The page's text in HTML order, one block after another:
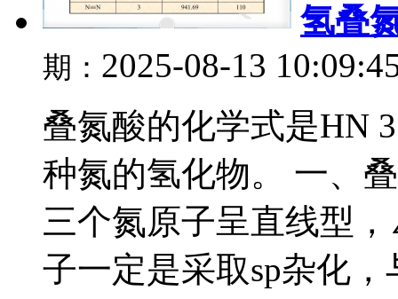
氢叠
期： 2025-08-13
叠氮酸的化学式是HN
种氮的氢化物。 一、
三个氮原子呈直线型
子一定是采取sp杂化